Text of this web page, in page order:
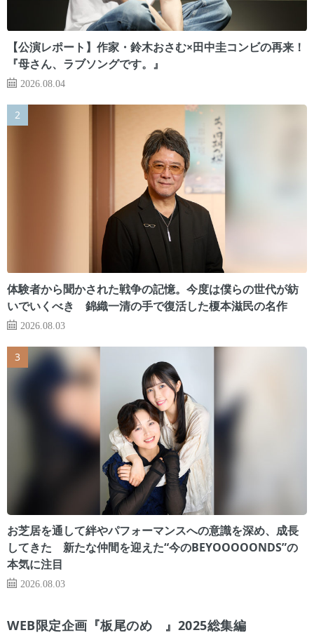
【公演レポート】作家・鈴木おさむ×田中圭コンビの再来！
『母さん、ラブソングです。』
2026.08.04
体験者から聞かされた戦争の記憶。今度は僕らの世代が紡
いでいくべき 錦織一清の手で復活した榎本滋民の名作
2026.08.03
お芝居を通して絆やパフォーマンスへの意識を深め、成長
してきた 新たな仲間を迎えた“今のBEYOOOOONDS”の
本気に注目
2026.08.03
WEB限定企画『板尾のめ゙』2025総集編